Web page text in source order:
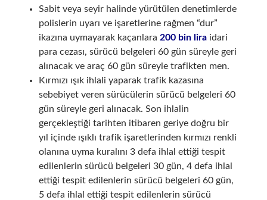
Sabit veya seyir halinde yürütülen denetimlerde
polislerin uyarı ve işaretlerine rağmen “dur”
ikazına uymayarak kaçanlara 200 bin liraidari
para cezası, sürücü belgeleri 60 gün süreyle geri
alınacak ve araç 60 gün süreyle trafikten men.
Kırmızı ışık ihlali yaparak trafik kazasına
sebebiyet veren sürücülerin sürücü belgeleri 60
gün süreyle geri alınacak. Son ihlalin
gerçekleştiği tarihten itibaren geriye doğru bir
yıl içinde ışıklı trafik işaretlerinden kırmızı renkli
olanına uyma kuralını 3 defa ihlal ettiği tespit
edilenlerin sürücü belgeleri 30 gün, 4 defa ihlal
ettiği tespit edilenlerin sürücü belgeleri 60 gün,
5 defa ihlal ettiği tespit edilenlerin sürücü